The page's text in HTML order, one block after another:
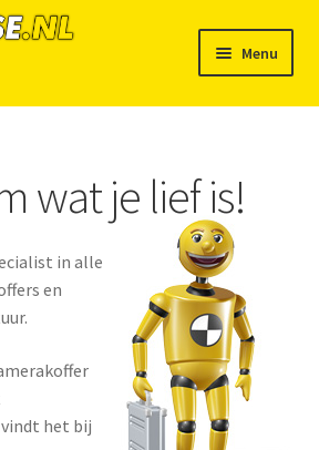
Menu
wat je lief is!
in alle
en
het bij